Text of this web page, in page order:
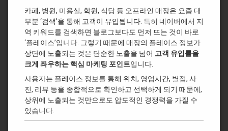
카페, 병원, 미용실, 학원, 식당 등 오프라인 매장은 요즘 대
부분 ‘검색’을 통해 고객이 유입됩니다. 특히 네이버에서 지
역 키워드를 검색하면 블로그보다도 먼저 뜨는 것이 바로
‘플레이스’입니다. 그렇기 때문에 매장의 플레이스 정보가
상단에 노출되는 것은 단순한 노출을 넘어 고객 유입률을
크게 좌우하는 핵심 마케팅 포인트입니다.
사용자는 플레이스 정보를 통해 위치, 영업시간, 별점, 사
진, 리뷰 등을 종합적으로 확인하고 선택하게 되기 때문에,
상위에 노출되는 것만으로도 압도적인 경쟁력을 가질 수
있습니다.